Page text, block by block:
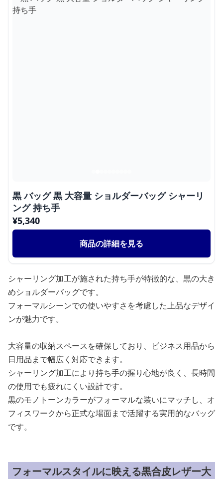
黒 バッグ 黒 大容量 ショルダーバッグ シャーリ
ング 持ち手
¥5,340
商品の詳細を見る
シャーリング加工が施された持ち手が特徴的な、黒の大き
めショルダーバッグです。
フォーマルシーンでの使いやすさを考慮した上品なデザイ
ンが魅力です。
大容量の収納スペースを確保しており、ビジネス用品から
日用品まで幅広く対応できます。
シャーリング加工により持ち手の握り心地が良く、長時間
の使用でも疲れにくい設計です。
黒のモノトーンカラーがフォーマルな装いにマッチし、オ
フィスワークから正式な場面まで活躍する実用的なバッグ
です。
フォーマルスタイルに映える黒合皮レザー大